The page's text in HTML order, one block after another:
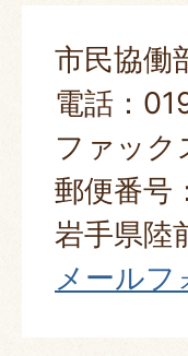
市民協働
電話：
ファッ
郵便番号
岩手県陸
メールフ